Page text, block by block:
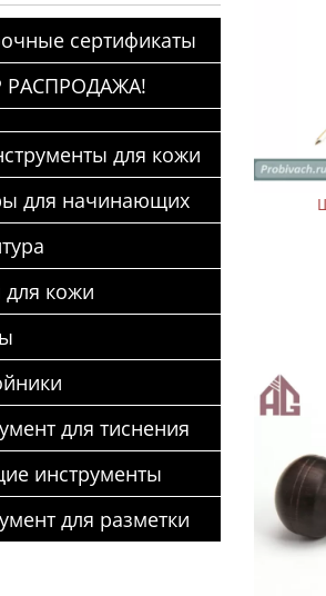
сертификаты
РАСПРОДАЖА!
для кожи
для начинающих
кожи
для тиснения
инструменты
для разметки